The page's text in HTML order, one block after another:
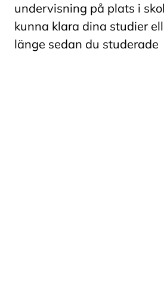
undervisning på plats i
kunna klara dina studier
länge sedan du studerade